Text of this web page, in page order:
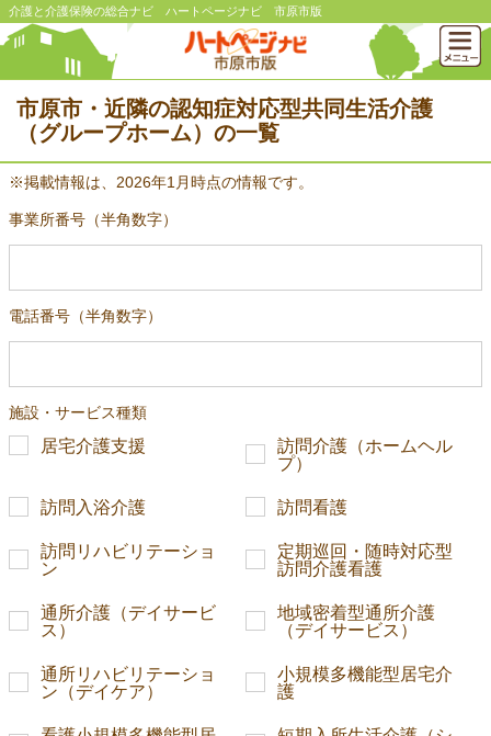
介護と介護保険の総合ナビ ハートページナビ 市原市版
市原市・近隣の認知症対応型共同生活介護
（グループホーム）の一覧
※掲載情報は、2026年1月時点の情報です。
事業所番号（半角数字）
電話番号（半角数字）
施設・サービス種類
居宅介護支援
訪問介護（ホームヘル
プ）
訪問入浴介護 訪問看護
訪問リハビリテーショ
ン
定期巡回・随時対応型
訪問介護看護
通所介護（デイサービ
ス）
地域密着型通所介護
（デイサービス）
通所リハビリテーショ
ン（デイケア）
小規模多機能型居宅介
護